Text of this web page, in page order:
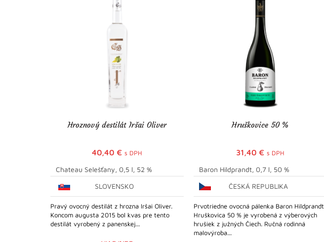
Hroznový destilát Iršai Oliver
40,40 € s DPH
Chateau Selešťany, 0,5 l, 52 %
SLOVENSKO
Pravý ovocný destilát z hrozna Iršai Oliver.
Koncom augusta 2015 bol kvas pre tento
destilát vyrobený z panenskej...
Hruškovice 50 %
31,40 € s DPH
Baron Hildprandt, 0,7 l, 50 %
ČESKÁ REPUBLIKA
Prvotriedne ovocná pálenka Baron Hildprandt
Hruškovica 50 % je vyrobená z výberových
hrušiek z južných Čiech. Ručná rodinná
malovýroba...